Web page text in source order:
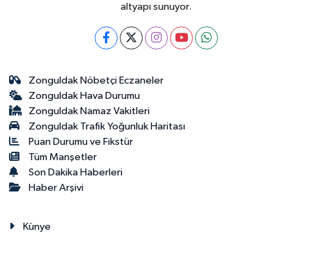
altyapı sunuyor.
Zonguldak Nöbetçi Eczaneler
Zonguldak Hava Durumu
Zonguldak Namaz Vakitleri
Zonguldak Trafik Yoğunluk Haritası
Puan Durumu ve Fikstür
Tüm Manşetler
Son Dakika Haberleri
Haber Arşivi
Künye